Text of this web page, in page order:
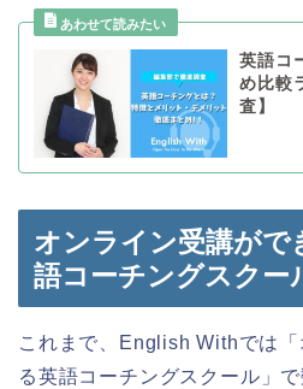
英語コ
め比較
査】
オンライン受講がで
語コーチングスクー
これまで、English Withでは「
る英語コーチングスクール」